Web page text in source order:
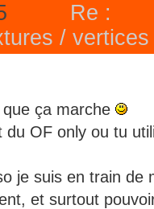
Re :
/
que ça marche
du OF only ou tu
je suis en train de
et surtout